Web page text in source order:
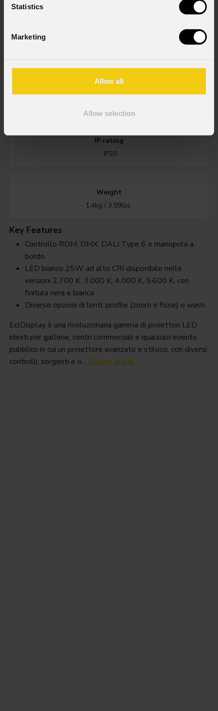
Statistics
Marketing
Allow all
Allow selection
Zoom range
(wash lens - optional) 15° ~ 30° or 25° ~ 50° - (profile lens -
IP rating
IP20
Weight
1,4kg / 3.09lbs
Key Features
Controllo RDM, DMX, DALI Type 6 e manopola a
bordo
LED bianco 25W ad alto CRI disponibile nelle
versioni 2.700 K, 3.000 K, 4.000 K, 5.600 K, con
finitura nera e bianca
Diverse opzioni di lenti: profile (zoom e fisse) o wash
EclDisplay è una rivoluzionaria gamma di proiettori LED
ideati per gallerie, centri commerciali e qualsiasi evento
pubblico in cui un proiettore avanzato e stiloso, con diversi
controlli, sorgenti e o... Scopri di più